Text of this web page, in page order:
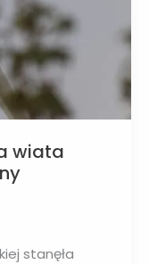
wiata
stanęła